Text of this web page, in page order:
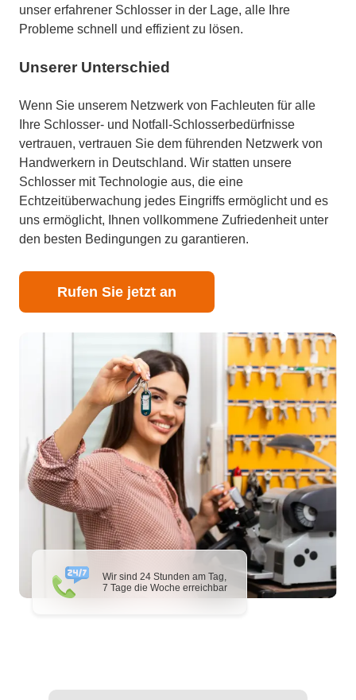
Wir sind 24 Stunden am Tag,
7 Tage die Woche erreichbar
unser erfahrener Schlosser in der Lage, alle Ihre
Probleme schnell und effizient zu lösen.
Unserer Unterschied
Wenn Sie unserem Netzwerk von Fachleuten für alle
Ihre Schlosser- und Notfall-Schlosserbedürfnisse
vertrauen, vertrauen Sie dem führenden Netzwerk von
Handwerkern in Deutschland. Wir statten unsere
Schlosser mit Technologie aus, die eine
Echtzeitüberwachung jedes Eingriffs ermöglicht und es
uns ermöglicht, Ihnen vollkommene Zufriedenheit unter
den besten Bedingungen zu garantieren.
Rufen Sie jetzt an